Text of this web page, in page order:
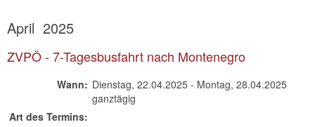
April 2025
ZVPÖ - 7-Tagesbusfahrt nach Montenegro
Wann: Dienstag, 22.04.2025 - Montag, 28.04.2025
ganztägig
Art des Termins: